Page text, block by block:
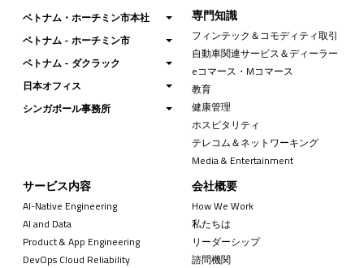
ベトナム・ホーチミン市本社
ベトナム - ホーチミン市
ベトナム - ダクラック
日本オフィス
シンガポール事務所
専門知識
フィンテック＆コモディティ取引
自動車関連サービス＆ディーラー
eコマース・Mコマース
教育
健康管理
ホスピタリティ
テレコム＆ネットワーキング
Media & Entertainment
サービス内容
AI-Native Engineering
AI and Data
Product & App Engineering
DevOps Cloud Reliability
会社概要
How We Work
私たちは
リーダーシップ
諮問機関